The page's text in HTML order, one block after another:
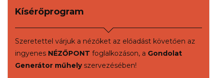
Kísérőprogram
Szeretettel várjuk a nézőket az előadást követően az
ingyenes NÉZŐPONT foglalkozáson, a Gondolat
Generátor műhelyszervezésében!